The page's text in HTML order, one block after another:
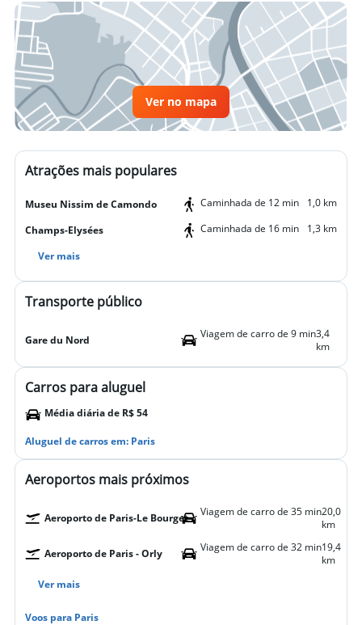
Ver no mapa
Atrações mais populares
Museu Nissim de Camondo Caminhada de 12 min
1,0 km
Champs-Elysées
Caminhada de 16 min
1,3 km
Ver mais
Transporte público
Gare du Nord Viagem de carro de 9 min3,4
km
Carros para aluguel
Média diária de R$ 54
Aluguel de carros em: Paris
Aeroportos mais próximos
Aeroporto de Paris-Le Bourget Viagem de carro de 35 min20,0
km
Aeroporto de Paris - Orly Viagem de carro de 32 min19,4
km
Ver mais
Voos para Paris